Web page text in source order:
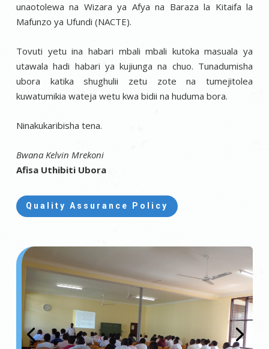
unaotolewa na Wizara ya Afya na Baraza la Kitaifa la
Mafunzo ya Ufundi (NACTE).
Tovuti yetu ina habari mbali mbali kutoka masuala ya
utawala hadi habari ya kujiunga na chuo. Tunadumisha
ubora katika shughulii zetu zote na tumejitolea
kuwatumikia wateja wetu kwa bidii na huduma bora.
Ninakukaribisha tena.
Bwana Kelvin Mrekoni
Afisa Uthibiti Ubora
Quality Assurance Policy